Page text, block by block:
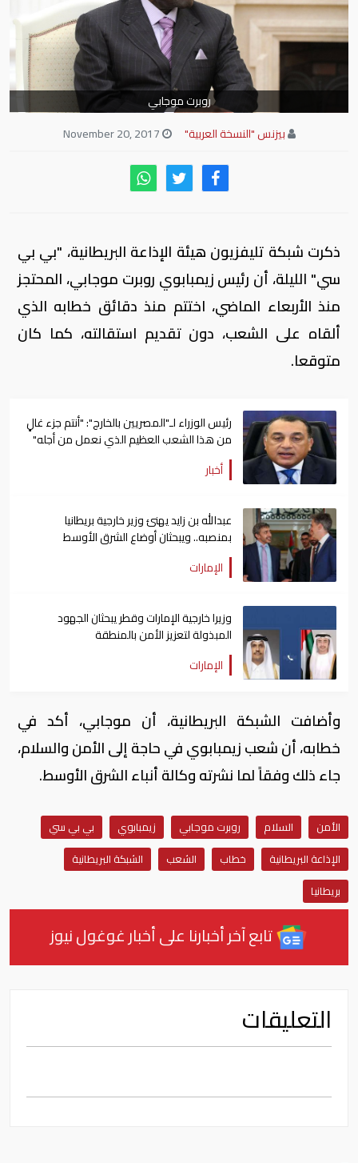
روبرت موجابي
بيزنس "النسخة العربية"
ذكرت شبكة تليفزيون هيئة الإذاعة البريطانية، "بي بي
سي" الليلة، أن رئيس زيمبابوي روبرت موجابي، المحتجز
منذ الأربعاء الماضي، اختتم منذ دقائق خطابه الذي
ألقاه على الشعب، دون تقديم استقالته، كما كان
متوقعا.
رئيس الوزراء لـ"المصريين بالخارج": "أنتم جزء غالٍ
من هذا الشعب العظيم الذي نعمل من أجله"
أخبار
عبدالله بن زايد يهنئ وزير خارجية بريطانيا
بمنصبه.. ويبحثان أوضاع الشرق الأوسط
الإمارات
وزيرا خارجية الإمارات وقطر يبحثان الجهود
المبذولة لتعزيز الأمن بالمنطقة
الإمارات
وأضافت الشبكة البريطانية، أن موجابي، أكد في
خطابه، أن شعب زيمبابوي في حاجة إلى الأمن والسلام،
جاء ذلك وفقاً لما نشرته وكالة أنباء الشرق الأوسط.
الأمن السلام روبرت موجابي زيمبابوي
بي بي سي
الإذاعة البريطانية
خطاب الشعب
الشبكة البريطانية
بريطانيا
تابع آخر أخبارنا على أخبار غوغول نيوز
التعليقات